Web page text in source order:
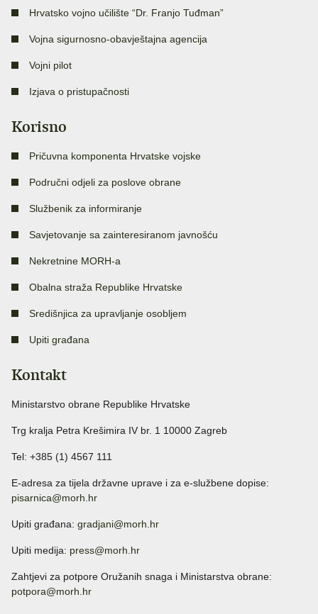
Hrvatsko vojno učilište “Dr. Franjo Tuđman”
Vojna sigurnosno-obavještajna agencija
Vojni pilot
Izjava o pristupačnosti
Korisno
Pričuvna komponenta Hrvatske vojske
Područni odjeli za poslove obrane
Službenik za informiranje
Savjetovanje sa zainteresiranom javnošću
Nekretnine MORH-a
Obalna straža Republike Hrvatske
Središnjica za upravljanje osobljem
Upiti građana
Kontakt
Ministarstvo obrane Republike Hrvatske
Trg kralja Petra Krešimira IV br. 1 10000 Zagreb
Tel: +385 (1) 4567 111
E-adresa za tijela državne uprave i za e-službene dopise:
pisarnica@morh.hr
Upiti građana: gradjani@morh.hr
Upiti medija: press@morh.hr
Zahtjevi za potpore Oružanih snaga i Ministarstva obrane:
potpora@morh.hr